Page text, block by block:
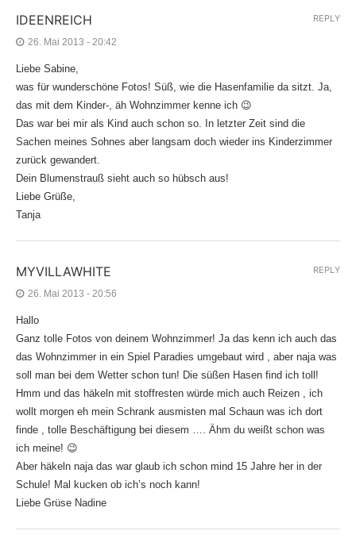
IDEENREICH
26. Mai 2013 - 20:42
Liebe Sabine,
was für wunderschöne Fotos! Süß, wie die Hasenfamilie da sitzt. Ja,
das mit dem Kinder-, äh Wohnzimmer kenne ich 😉
Das war bei mir als Kind auch schon so. In letzter Zeit sind die
Sachen meines Sohnes aber langsam doch wieder ins Kinderzimmer
zurück gewandert.
Dein Blumenstrauß sieht auch so hübsch aus!
Liebe Grüße,
Tanja
REPLY
MYVILLAWHITE
26. Mai 2013 - 20:56
Hallo
Ganz tolle Fotos von deinem Wohnzimmer! Ja das kenn ich auch das
das Wohnzimmer in ein Spiel Paradies umgebaut wird , aber naja was
soll man bei dem Wetter schon tun! Die süßen Hasen find ich toll!
Hmm und das häkeln mit stoffresten würde mich auch Reizen , ich
wollt morgen eh mein Schrank ausmisten mal Schaun was ich dort
finde , tolle Beschäftigung bei diesem …. Ähm du weißt schon was
ich meine! 😉
Aber häkeln naja das war glaub ich schon mind 15 Jahre her in der
Schule! Mal kucken ob ich’s noch kann!
Liebe Grüse Nadine
REPLY